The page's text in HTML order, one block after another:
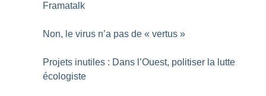
Framatalk
Non, le virus n’a pas de « vertus »
Projets inutiles : Dans l’Ouest, politiser la lutte
écologiste